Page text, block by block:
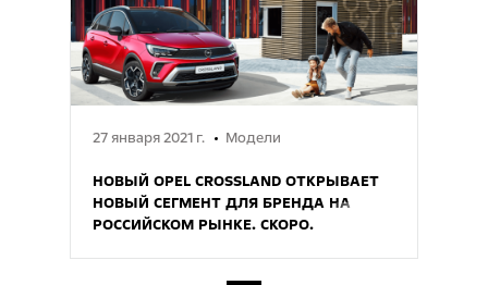
27 января 2021 г. Модели
НОВЫЙ OPEL CROSSLAND ОТКРЫВАЕТ
НОВЫЙ СЕГМЕНТ ДЛЯ БРЕНДА НА
РОССИЙСКОМ РЫНКЕ. СКОРО.